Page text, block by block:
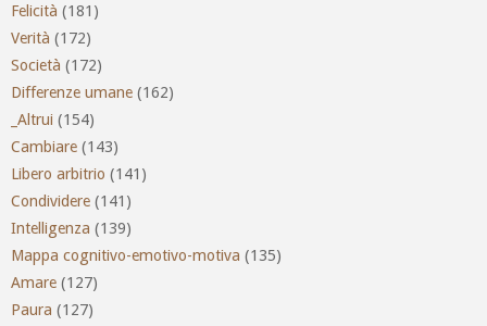
Felicità (181)
Verità (172)
Società (172)
Differenze umane (162)
_Altrui (154)
Cambiare (143)
Libero arbitrio (141)
Condividere (141)
Intelligenza (139)
Mappa cognitivo-emotivo-motiva (135)
Amare (127)
Paura (127)